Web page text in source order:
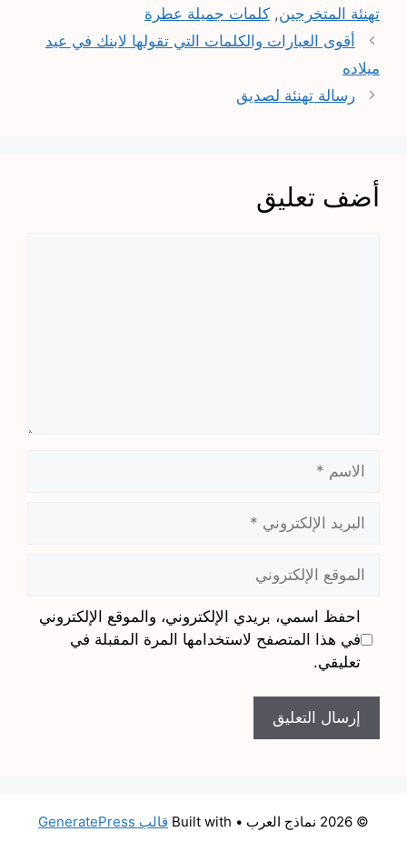
تهنئة المتخرجين, كلمات جميلة عطرة
أقوى العبارات والكلمات التي تقولها لابنك في عيد
ميلاده
رسالة تهنئة لصديق
أضف تعليق
الإلكتروني
الإلكتروني
احفظ اسمي، بريدي الإلكتروني، والموقع الإلكتروني
في هذا المتصفح لاستخدامها المرة المقبلة في
تعليقي.
© 2026 نماذج العرب • Built with قالب GeneratePress